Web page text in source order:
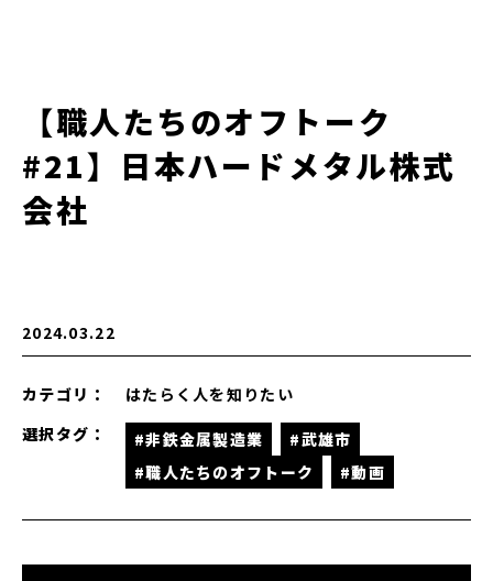
【職人たちのオフトーク
#21】日本ハードメタル株式
会社
2024.03.22
カテゴリ：
はたらく人を知りたい
選択タグ：
#非鉄金属製造業
#武雄市
#職人たちのオフトーク
#動画